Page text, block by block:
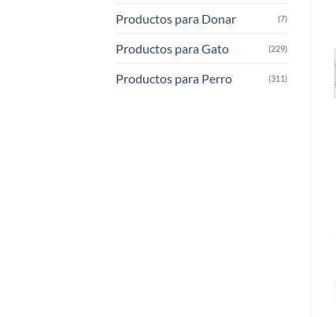
Productos para Donar (7)
Productos para Gato (229)
Productos para Perro (311)